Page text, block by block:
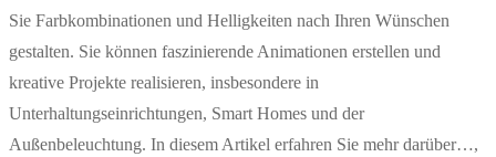
Sie Farbkombinationen und Helligkeiten nach Ihren Wünschen
gestalten. Sie können faszinierende Animationen erstellen und
kreative Projekte realisieren, insbesondere in
Unterhaltungseinrichtungen, Smart Homes und der
Außenbeleuchtung. In diesem Artikel erfahren Sie mehr darüber…,